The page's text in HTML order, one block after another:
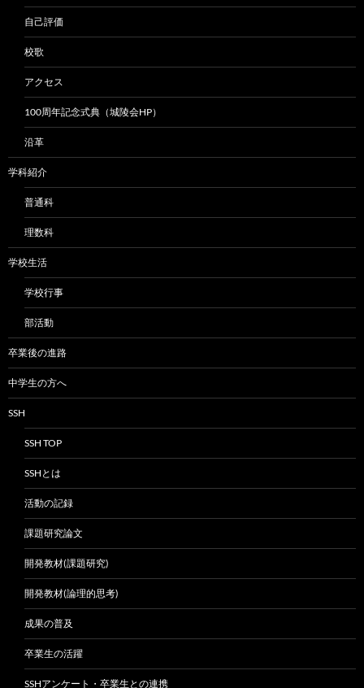
自己評価
校歌
アクセス
100周年記念式典（城陵会HP）
沿革
学科紹介
普通科
理数科
学校生活
学校行事
部活動
卒業後の進路
中学生の方へ
SSH
SSH TOP
SSHとは
活動の記録
課題研究論文
開発教材(課題研究)
開発教材(論理的思考)
成果の普及
卒業生の活躍
SSHアンケート・卒業生との連携